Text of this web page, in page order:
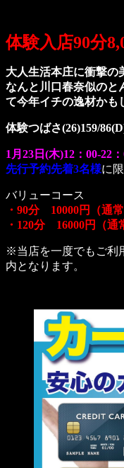
体験入店90分
大人生活本庄に衝撃の
なんと川口春奈似のと
て今年イチの逸材かも
体験つばさ(26)159/
1月23日(木)12：00-22
先行予約先着3名様に限
バリューコース
・90分 10000円（通
・120分 16000円（通
※当店を一度でもご利
内となります。